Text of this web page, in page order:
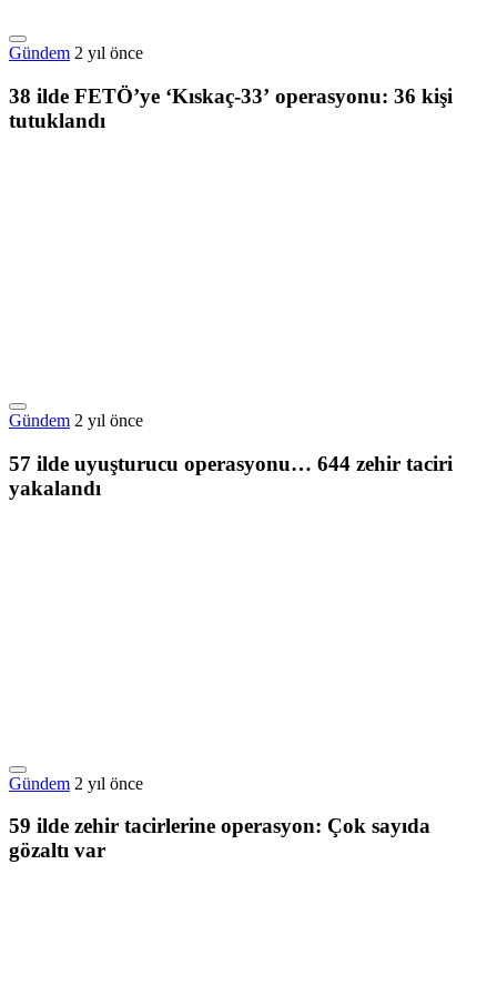
Gündem 2 yıl önce
38 ilde FETÖ’ye ‘Kıskaç-33’ operasyonu: 36 kişi
tutuklandı
Gündem 2 yıl önce
57 ilde uyuşturucu operasyonu… 644 zehir taciri
yakalandı
Gündem 2 yıl önce
59 ilde zehir tacirlerine operasyon: Çok sayıda
gözaltı var